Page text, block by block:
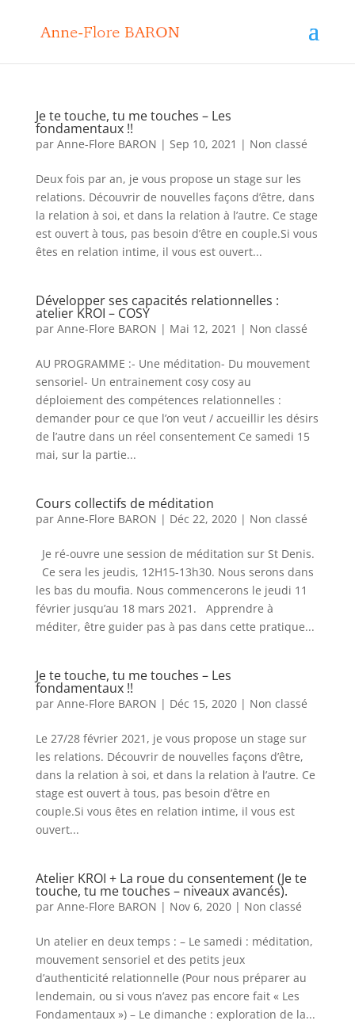
Je te touche, tu me touches – Les
fondamentaux !!
par Anne-Flore BARON | Sep 10, 2021 | Non classé
Deux fois par an, je vous propose un stage sur les
relations. Découvrir de nouvelles façons d’être, dans
la relation à soi, et dans la relation à l’autre. Ce stage
est ouvert à tous, pas besoin d’être en couple.Si vous
êtes en relation intime, il vous est ouvert...
Développer ses capacités relationnelles :
atelier KROI – COSY
par Anne-Flore BARON | Mai 12, 2021 | Non classé
AU PROGRAMME :- Une méditation- Du mouvement
sensoriel- Un entrainement cosy cosy au
déploiement des compétences relationnelles :
demander pour ce que l’on veut / accueillir les désirs
de l’autre dans un réel consentement Ce samedi 15
mai, sur la partie...
Cours collectifs de méditation
par Anne-Flore BARON | Déc 22, 2020| Non classé
Je ré-ouvre une session de méditation sur St Denis.
Ce sera les jeudis, 12H15-13h30. Nous serons dans
les bas du moufia. Nous commencerons le jeudi 11
février jusqu’au 18 mars 2021. Apprendre à
méditer, être guider pas à pas dans cette pratique...
Je te touche, tu me touches – Les
fondamentaux !!
par Anne-Flore BARON | Déc 15, 2020| Non classé
Le 27/28 février 2021, je vous propose un stage sur
les relations. Découvrir de nouvelles façons d’être,
dans la relation à soi, et dans la relation à l’autre. Ce
stage est ouvert à tous, pas besoin d’être en
couple.Si vous êtes en relation intime, il vous est
ouvert...
Atelier KROI + La roue du consentement (Je te
touche, tu me touches – niveaux avancés).
par Anne-Flore BARON | Nov 6, 2020| Non classé
Un atelier en deux temps : – Le samedi : méditation,
mouvement sensoriel et des petits jeux
d’authenticité relationnelle (Pour nous préparer au
lendemain, ou si vous n’avez pas encore fait « Les
Fondamentaux ») – Le dimanche : exploration de la...